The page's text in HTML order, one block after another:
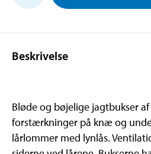
Beskrivelse
Bløde og bøjelige jagtbukser
forstærkninger på knæ og
lårlommer med lynlås.